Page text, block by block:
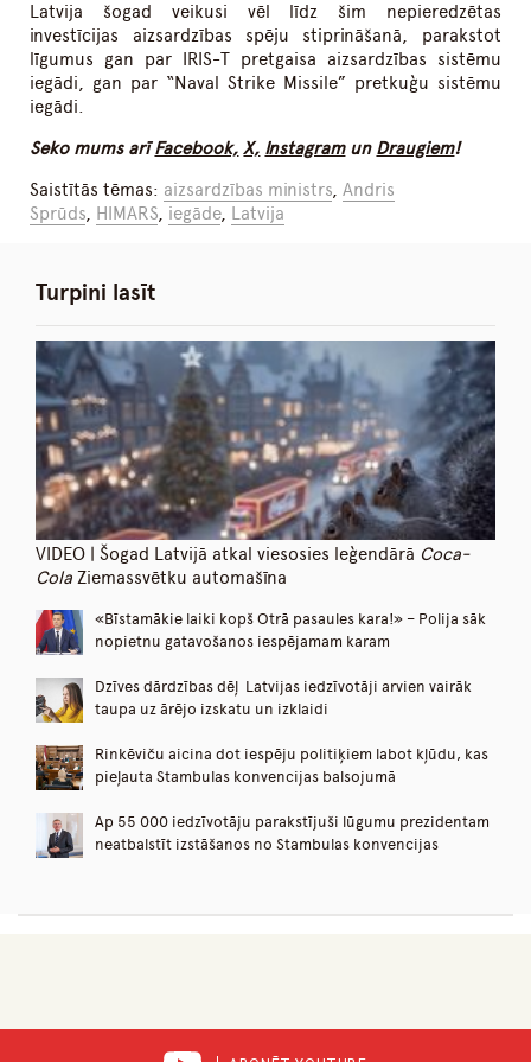
Latvija šogad veikusi vēl līdz šim nepieredzētas
investīcijas aizsardzības spēju stiprināšanā, parakstot
līgumus gan par IRIS-T pretgaisa aizsardzības sistēmu
iegādi, gan par “Naval Strike Missile” pretkuģu sistēmu
iegādi.
Seko mums arīFacebook, X, Instagramun Draugiem!
Saistītās tēmas: aizsardzības ministrs,Andris
Sprūds, HIMARS, iegāde, Latvija
Turpini lasīt
VIDEO | Šogad Latvijā atkal viesosies leģendārā Coca-
Cola Ziemassvētku automašīna
«Bīstamākie laiki kopš Otrā pasaules kara!» – Polija sāk
nopietnu gatavošanos iespējamam karam
Dzīves dārdzības dēļ Latvijas iedzīvotāji arvien vairāk
taupa uz ārējo izskatu un izklaidi
Rinkēviču aicina dot iespēju politiķiem labot kļūdu, kas
pieļauta Stambulas konvencijas balsojumā
Ap 55 000 iedzīvotāju parakstījuši lūgumu prezidentam
neatbalstīt izstāšanos no Stambulas konvencijas